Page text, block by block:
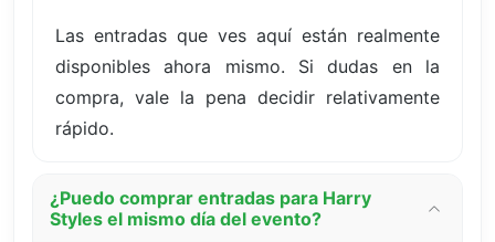
Las entradas que ves aquí están realmente
disponibles ahora mismo. Si dudas en la
compra, vale la pena decidir relativamente
rápido.
¿Puedo comprar entradas para Harry
Styles el mismo día del evento?